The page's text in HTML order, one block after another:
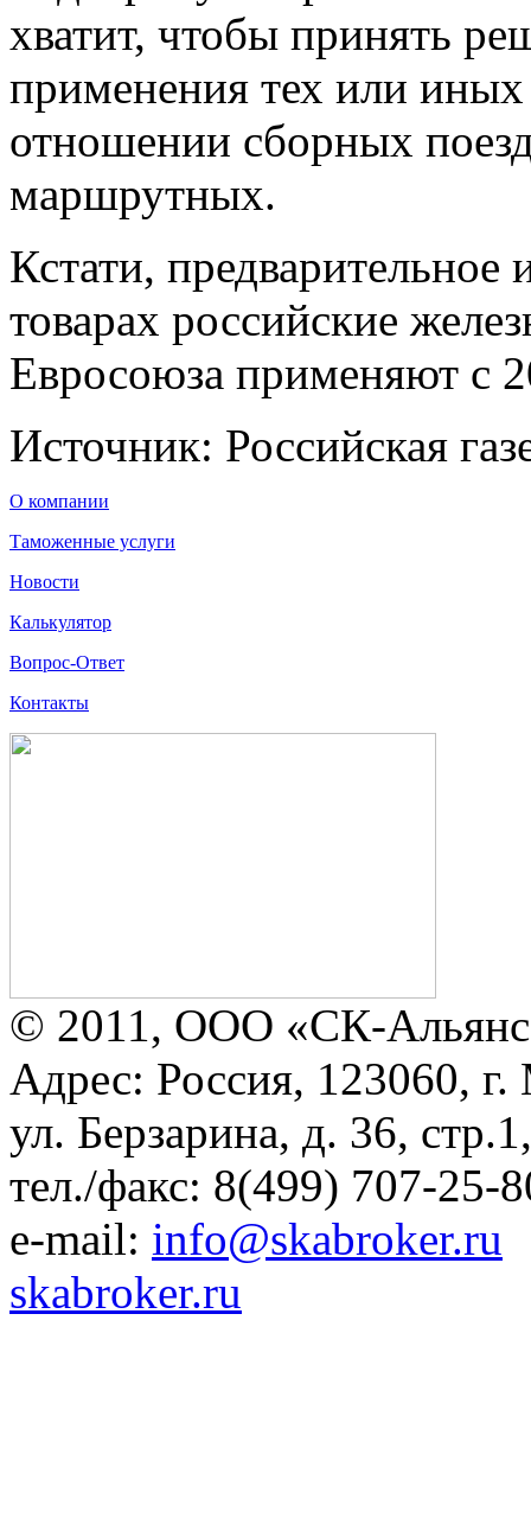
хватит, чтобы принять
применения тех или
отношении сборных
маршрутных.
Кстати,
товарах российские
Евросоюза применяют с
Источник: Российская
О компании
Таможенные услуги
Новости
Калькулятор
Вопрос-Ответ
Контакты
© 2011, ООО «СК-
Адрес: Россия, 123060, г.
ул. Берзарина, д. 36,
тел./факс: 8(499) 707-25-
e-mail: info@skabroker.ru
skabroker.ru